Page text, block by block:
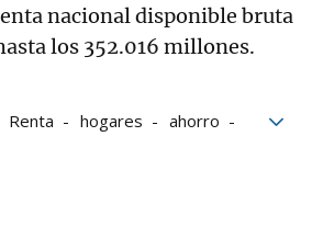
nacional disponible bruta
los 352.016 millones.
Renta hogares
ahorro